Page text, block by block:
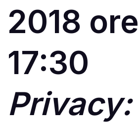
2018 ore
17:30
Privacy: